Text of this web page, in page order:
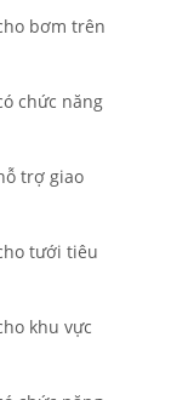
bơm trên
chức năng
trợ giao
tưới tiêu
khu vực